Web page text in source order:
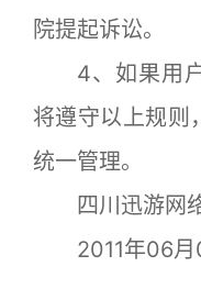
院提起诉讼。
4、如果用户
将遵守以上规则
统一管理。
四川迅游网络
2011年06月